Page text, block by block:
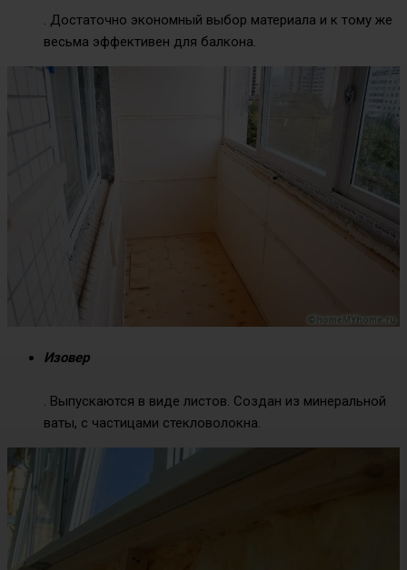
. Достаточно экономный выбор материала и к тому же
весьма эффективен для балкона.
Изовер
. Выпускаются в виде листов. Создан из минеральной
ваты, с частицами стекловолокна.